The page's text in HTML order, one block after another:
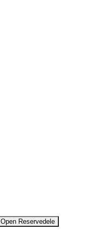
Open Reservedele